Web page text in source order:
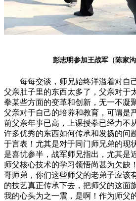
彭志明参加王战军（陈家
每每交谈，师兄始终洋溢着对自
父亲肚子里的东西太多了，父亲对于
拳某些方面的变革和创新，无一不凝
父亲对于自己的培养和教育，可谓是
前父亲年事已高，上课授拳已经力不
许多优秀的东西如何传承和发扬的问
于言表！尤其是对于同门师兄弟的现
是喜忧参半，战军师兄指出，尤其是
师父核心技术的学习领悟尚甚为欠缺
哥师弟，你们这些师父的老弟子应该
的技艺真正传承下去，把师父的这面
我的心头为之一震，是啊！作为师父